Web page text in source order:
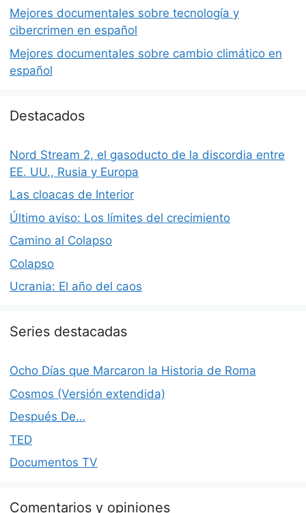
Mejores documentales sobre tecnología y
cibercrimen en español
Mejores documentales sobre cambio climático en
español
Destacados
Nord Stream 2, el gasoducto de la discordia entre
EE. UU., Rusia y Europa
Las cloacas de Interior
Último aviso: Los límites del crecimiento
Camino al Colapso
Colapso
Ucrania: El año del caos
Series destacadas
Ocho Días que Marcaron la Historia de Roma
Cosmos (Versión extendida)
Después De…
TED
Documentos TV
Comentarios y opiniones